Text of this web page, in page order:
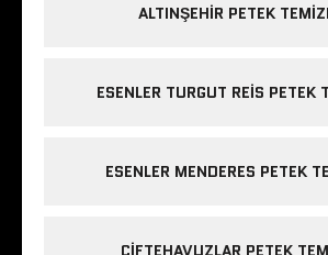
ALTINŞEHIR PETEK
ESENLER TURGUT REIS PETEK
ESENLER MENDERES PETEK
ÇIFTEHAVUZLAR PETEK